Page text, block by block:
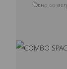
Окно со